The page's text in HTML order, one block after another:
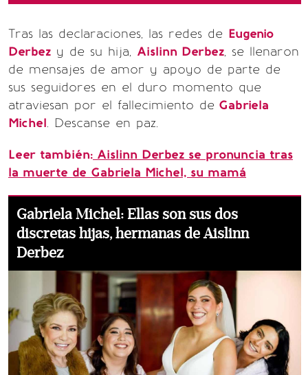
Tras las declaraciones, las redes de Eugenio
Derbez y de su hija, Aislinn Derbez, se llenaron
de mensajes de amor y apoyo de parte de
sus seguidores en el duro momento que
atraviesan por el fallecimiento de Gabriela
Michel. Descanse en paz.
Leer también: Aislinn Derbez se pronuncia tras
la muerte de Gabriela Michel, su mamá
Gabriela Michel: Ellas son sus dos
discretas hijas, hermanas de Aislinn
Derbez